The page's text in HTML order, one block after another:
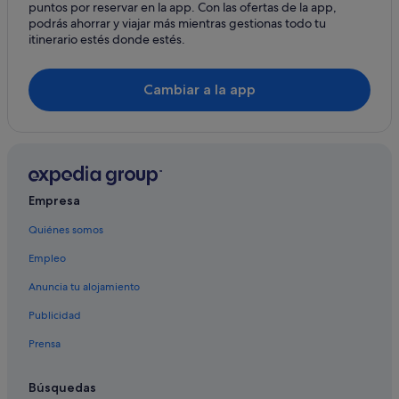
Hoteles de lujo en Montreux
Hoteles en la playa en Vevey
Hoteles que aceptan mascotas en Vevey
Montreux hoteles
Caux hoteles
Veytaux hoteles
Chalets en Montreux
Chernex hoteles
Hoteles para bodas en Montreux
Kempinski Hotels & Resorts en Vevey
Accor Hotels en Vevey
puntos por reservar en la app. Con las ofertas de la app,
podrás ahorrar y viajar más mientras gestionas todo tu
itinerario estés donde estés.
Cambiar a la app
Empresa
Quiénes somos
Empleo
Anuncia tu alojamiento
Publicidad
Prensa
Búsquedas